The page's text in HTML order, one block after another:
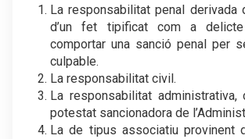
La responsabilitat penal derivada
d’un fet tipificat com a
comportar una sanció penal per
culpable.
La responsabilitat civil.
La responsabilitat administrativa,
potestat sancionadora de
La de tipus associatiu provinent